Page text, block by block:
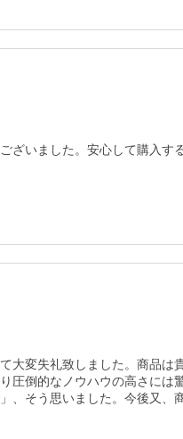
ざいました。安心して購入す
大変失礼致しました。商品は
圧倒的なノウハウの高さに
、そう思いました。今後又、